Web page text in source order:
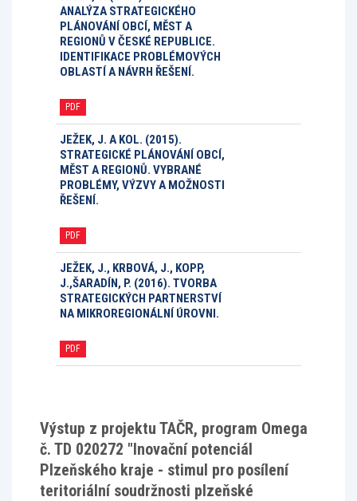
ANALÝZA STRATEGICKÉHO
PLÁNOVÁNÍ OBCÍ, MĚST A
REGIONŮ V ČESKÉ REPUBLICE.
IDENTIFIKACE PROBLÉMOVÝCH
OBLASTÍ A NÁVRH ŘEŠENÍ.
PDF
JEŽEK, J. A KOL. (2015).
STRATEGICKÉ PLÁNOVÁNÍ OBCÍ,
MĚST A REGIONŮ. VYBRANÉ
PROBLÉMY, VÝZVY A MOŽNOSTI
ŘEŠENÍ.
PDF
JEŽEK, J., KRBOVÁ, J., KOPP,
J.,ŠARADÍN, P. (2016). TVORBA
STRATEGICKÝCH PARTNERSTVÍ
NA MIKROREGIONÁLNÍ ÚROVNI.
PDF
Výstup z projektu TAČR, program Omega
č. TD 020272 "Inovační potenciál
Plzeňského kraje - stimul pro posílení
teritoriální soudržnosti plzeňské